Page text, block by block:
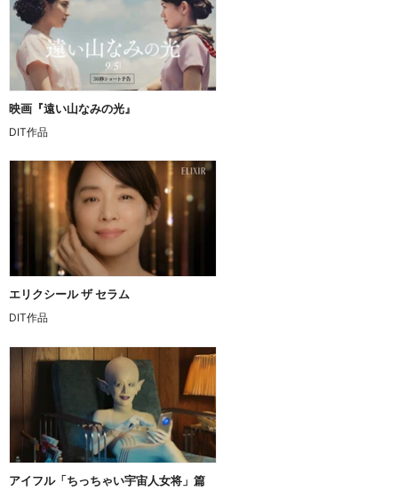
映画『遠い山なみの光』
DIT作品
エリクシール ザ セラム
DIT作品
アイフル「ちっちゃい宇宙人女将」篇